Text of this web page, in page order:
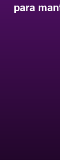
para